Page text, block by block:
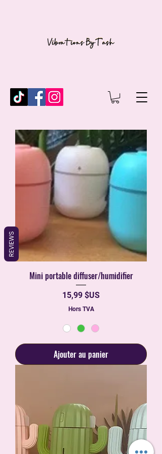
Mini portable diffuser/humidifier
Prix
15,99 $US
Hors TVA
Ajouter au panier
REVIEWS